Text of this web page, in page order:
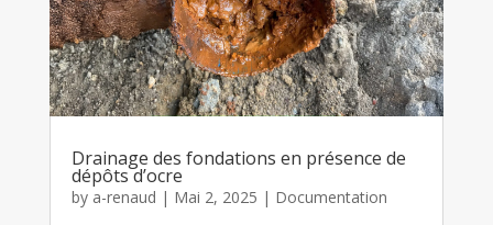
Drainage des fondations en présence de
dépôts d’ocre
by a-renaud | Mai 2, 2025 | Documentation